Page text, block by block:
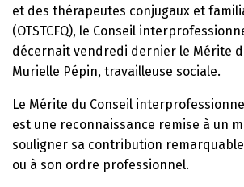
et des thérapeutes conjugaux et
(OTSTCFQ), le Conseil
décernait vendredi dernier le Mérite
Murielle Pépin, travailleuse sociale.
Le Mérite du Conseil
est une reconnaissance remise à un
souligner sa contribution
ou à son ordre professionnel.